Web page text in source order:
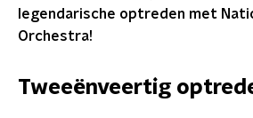
legendarische optreden met
Orchestra!
Tweeënveertig